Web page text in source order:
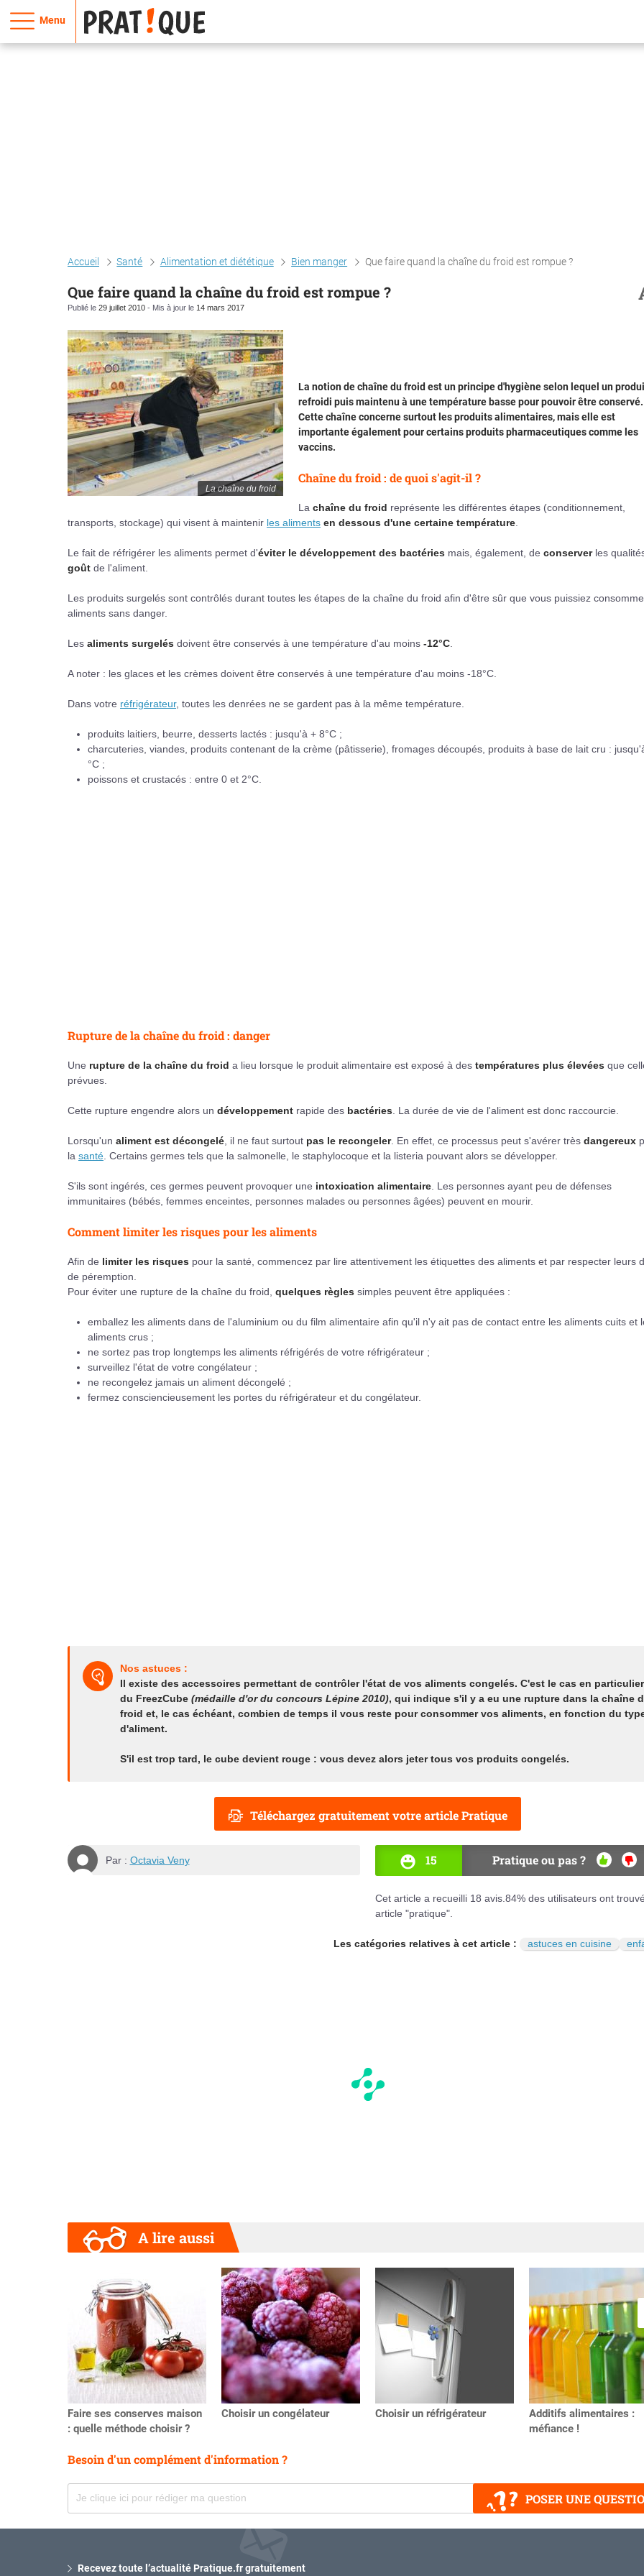
Menu
Accueil Santé Alimentation et diététique Bien manger Que faire quand la chaîne du froid est rompue ?
Que faire quand la chaîne du froid est rompue ?
Publié le 29 juillet 2010 - Mis à jour le 14 mars 2017
La chaîne du froid
La notion de chaîne du froid est un principe d'hygiène selon lequel un
refroidi puis maintenu à une température basse pour pouvoir être conservé.
Cette chaîne concerne surtout les produits alimentaires, mais elle est
importante également pour certains produits pharmaceutiques comme les
vaccins.
Chaîne du froid : de quoi s'agit-il ?
La chaîne du froid représente les différentes étapes (conditionnement,
transports, stockage) qui visent à maintenir les aliments en dessous d'une certaine température
Le fait de réfrigérer les aliments permet d'éviter le développement des bactéries mais, également, de conserverles
goût de l'aliment.
Les produits surgelés sont contrôlés durant toutes les étapes de la chaîne du froid afin d'être sûr que vous puissiez
aliments sans danger.
Les aliments surgelés doivent être conservés à une température d'au moins -12°C
A noter : les glaces et les crèmes doivent être conservés à une température d'au moins -18°C.
Dans votre réfrigérateur, toutes les denrées ne se gardent pas à la même température.
produits laitiers, beurre, desserts lactés : jusqu'à + 8°C ;
charcuteries, viandes, produits contenant de la crème (pâtisserie), fromages découpés, produits à base de lait cru :
°C ;
poissons et crustacés : entre 0 et 2°C.
Rupture de la chaîne du froid : danger
Une rupture de la chaîne du froid a lieu lorsque le produit alimentaire est exposé à des températures plus élevées que
prévues.
Cette rupture engendre alors un développement rapide des bactéries . La durée de vie de l'aliment est donc raccourcie.
Lorsqu'un aliment est décongelé , il ne faut surtout pas le recongeler. En effet, ce processus peut s'avérer très dangereux
la santé . Certains germes tels que la salmonelle, le staphylocoque et la listeria pouvant alors se développer.
S'ils sont ingérés, ces germes peuvent provoquer une intoxication alimentaire . Les personnes ayant peu de défenses
immunitaires (bébés, femmes enceintes, personnes malades ou personnes âgées) peuvent en mourir.
Comment limiter les risques pour les aliments
Afin de limiter les risques pour la santé, commencez par lire attentivement les étiquettes des aliments et par respecter leurs
de péremption.
Pour éviter une rupture de la chaîne du froid, quelques règles simples peuvent être appliquées :
emballez les aliments dans de l'aluminium ou du film alimentaire afin qu'il n'y ait pas de contact entre les aliments cuits et
aliments crus ;
ne sortez pas trop longtemps les aliments réfrigérés de votre réfrigérateur ;
surveillez l'état de votre congélateur ;
ne recongelez jamais un aliment décongelé ;
fermez consciencieusement les portes du réfrigérateur et du congélateur.
Nos astuces :
Il existe des accessoires permettant de contrôler l'état de vos aliments congelés. C'est le cas en particulier
du FreezCube (médaille d'or du concours Lépine 2010), qui indique s'il y a eu une rupture dans la chaîne
froid et, le cas échéant, combien de temps il vous reste pour consommer vos aliments, en fonction du
d'aliment.
S'il est trop tard, le cube devient rouge : vous devez alors jeter tous vos produits congelés.
Téléchargez gratuitement votre article Pratique
Par : Octavia Veny 15 Pratique ou pas ?
OUI NON
Cet article a recueilli 18 avis. 84% des utilisateurs ont
article "pratique".
Les catégories relatives à cet article : astuces en cuisine
A lire aussi
Faire ses conserves maison
: quelle méthode choisir ?
Choisir un congélateur Choisir un réfrigérateur
Additifs alimentaires :
méfiance !
Précédent
Besoin d'un complément d'information ?
POSER UNE
Recevez toute l’actualité Pratique.fr gratuitement